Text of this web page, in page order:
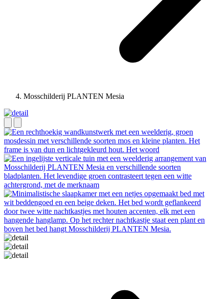
Mosschilderij PLANTEN Mesia